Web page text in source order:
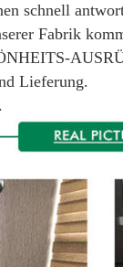
schnell
Fabrik
Lieferung.